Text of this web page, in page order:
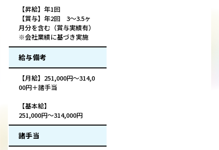
【昇給】年1回
【賞与】年2回 3～3.5ヶ
月分を含む（賞与実績有）
※会社業績に基づき実施
給与備考
【月給】251,000円～314,0
00円＋諸手当
【基本給】
251,000円～314,000円
諸手当